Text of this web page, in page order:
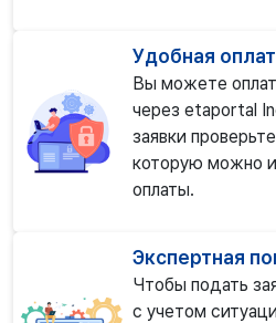
Удобная
Вы можете
через etaportal
заявки
которую можно
оплаты.
Экспертная
Чтобы подать
с учетом